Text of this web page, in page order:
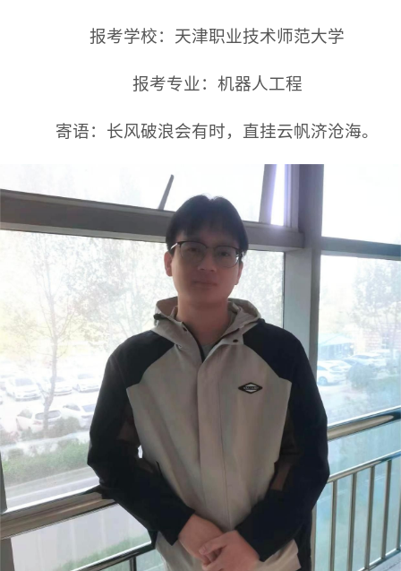
报考学校：天津职业技术师范大学
报考专业：机器人工程
寄语：长风破浪会有时，直挂云帆济沧海。